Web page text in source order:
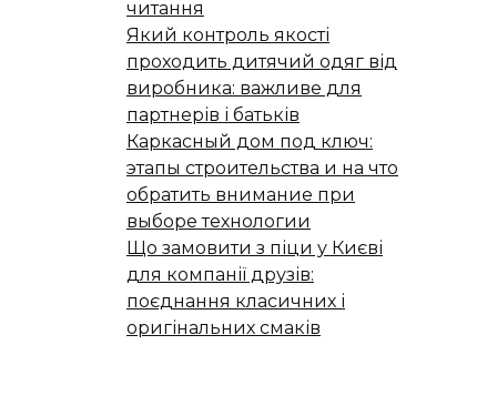
читання
Який контроль якості
проходить дитячий одяг від
виробника: важливе для
партнерів і батьків
Каркасный дом под ключ:
этапы строительства и на что
обратить внимание при
выборе технологии
Що замовити з піци у Києві
для компанії друзів:
поєднання класичних і
оригінальних смаків